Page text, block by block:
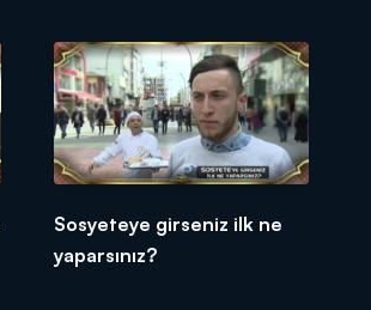
Sosyeteye girseniz ilk ne
yaparsınız?